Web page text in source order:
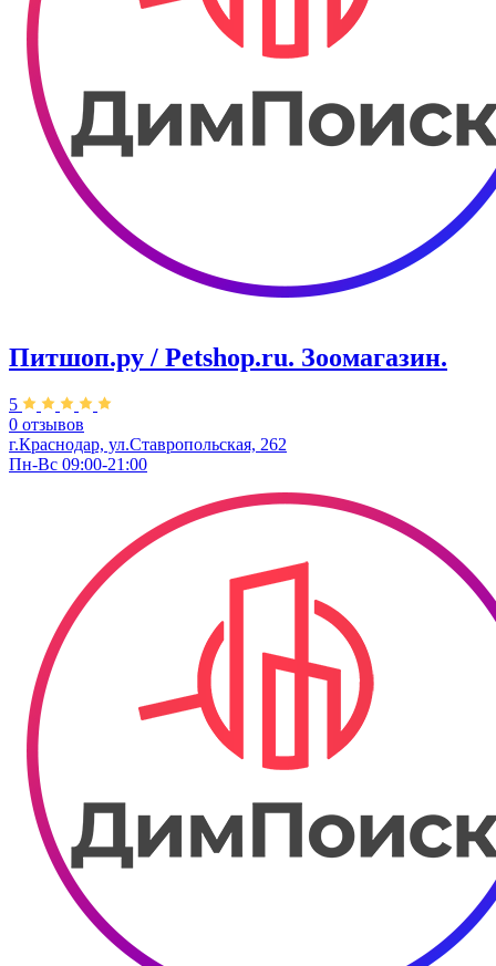
Питшоп.ру / Petshop.ru. Зоомагазин.
5
0 отзывов
г.Краснодар, ул.Ставропольская, 262
Пн-Вс 09:00-21:00